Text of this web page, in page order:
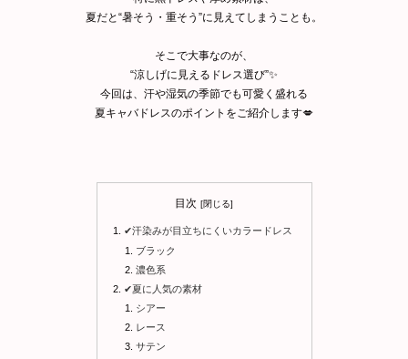
夏だと“暑そう・重そう”に見えてしまうことも。
そこで大事なのが、
“涼しげに見えるドレス選び”✨
今回は、汗や湿気の季節でも可愛く盛れる
夏キャバドレスのポイントをご紹介します💋
目次
✔汗染みが目立ちにくいカラードレス
ブラック
濃色系
✔夏に人気の素材
シアー
レース
サテン